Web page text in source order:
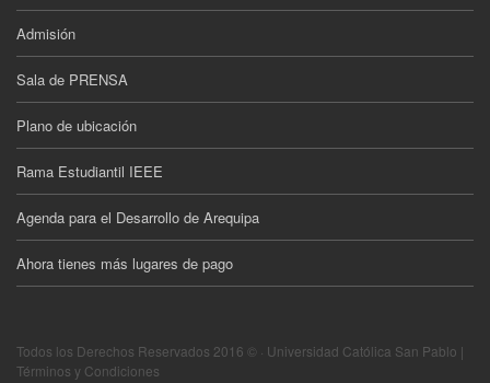
Admisión
Sala de PRENSA
Plano de ubicación
Rama Estudiantil IEEE
Agenda para el Desarrollo de Arequipa
Ahora tienes más lugares de pago
Todos los Derechos Reservados 2016 © · Universidad Católica San Pablo |
Términos y Condiciones